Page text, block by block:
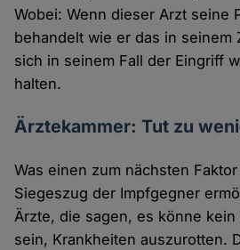
Wobei: Wenn dieser Arzt seine
behandelt wie er das in seinem
sich in seinem Fall der Eingriff
halten.
Ärztekammer: Tut zu
Was einen zum nächsten
Siegeszug der Impfgegner
Ärzte, die sagen, es könne
sein, Krankheiten auszurotten.